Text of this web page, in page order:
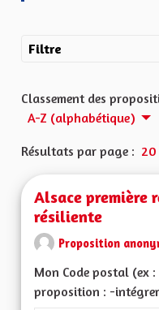
Filtre
Classement des
A-Z (alphabétique)
Résultats par page : 20
Alsace première
résiliente
Proposition
Mon Code postal (ex
proposition : -